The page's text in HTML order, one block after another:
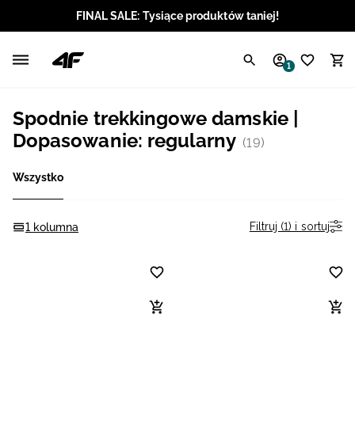
FINAL SALE: Tysiące produktów taniej!
1
Spodnie trekkingowe damskie |
Dopasowanie: regularny (19)
Wszystko
1 kolumna Filtruj (1) i sortuj
Angielski / USD